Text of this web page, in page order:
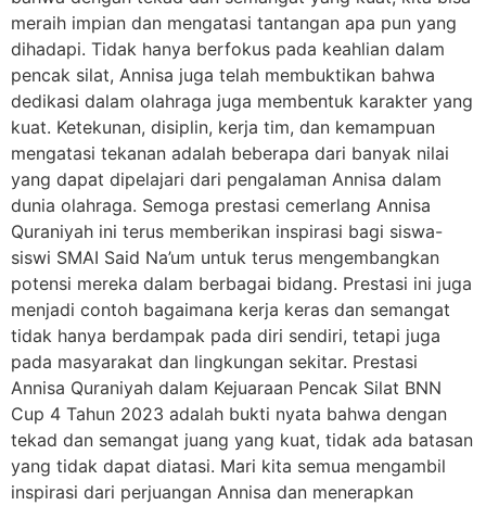
meraih impian dan mengatasi tantangan apa pun yang
dihadapi. Tidak hanya berfokus pada keahlian dalam
pencak silat, Annisa juga telah membuktikan bahwa
dedikasi dalam olahraga juga membentuk karakter yang
kuat. Ketekunan, disiplin, kerja tim, dan kemampuan
mengatasi tekanan adalah beberapa dari banyak nilai
yang dapat dipelajari dari pengalaman Annisa dalam
dunia olahraga. Semoga prestasi cemerlang Annisa
Quraniyah ini terus memberikan inspirasi bagi siswa-
siswi SMAI Said Na’um untuk terus mengembangkan
potensi mereka dalam berbagai bidang. Prestasi ini juga
menjadi contoh bagaimana kerja keras dan semangat
tidak hanya berdampak pada diri sendiri, tetapi juga
pada masyarakat dan lingkungan sekitar. Prestasi
Annisa Quraniyah dalam Kejuaraan Pencak Silat BNN
Cup 4 Tahun 2023 adalah bukti nyata bahwa dengan
tekad dan semangat juang yang kuat, tidak ada batasan
yang tidak dapat diatasi. Mari kita semua mengambil
inspirasi dari perjuangan Annisa dan menerapkan